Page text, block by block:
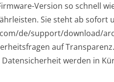
Version so schnell
Sie steht ab
de/support/download/
auf
werden in